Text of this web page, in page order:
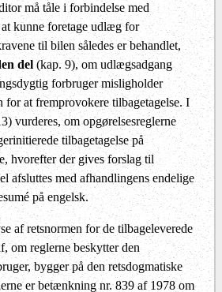
må tåle i forbindelse med
kunne foretage udlæg for
til bilen således er behandlet,
del (kap. 9), om udlægsadgang
forbruger misligholder
for at fremprovokere tilbagetagelse. I
vurderes, om opgørelsesreglerne
tilbagetagelse på
hvorefter der gives forslag til
afsluttes med afhandlingens endelige
på engelsk.
af retsnormen for de tilbageleverede
om reglerne beskytter den
bygger på den retsdogmatiske
er betænkning nr. 839 af 1978 om